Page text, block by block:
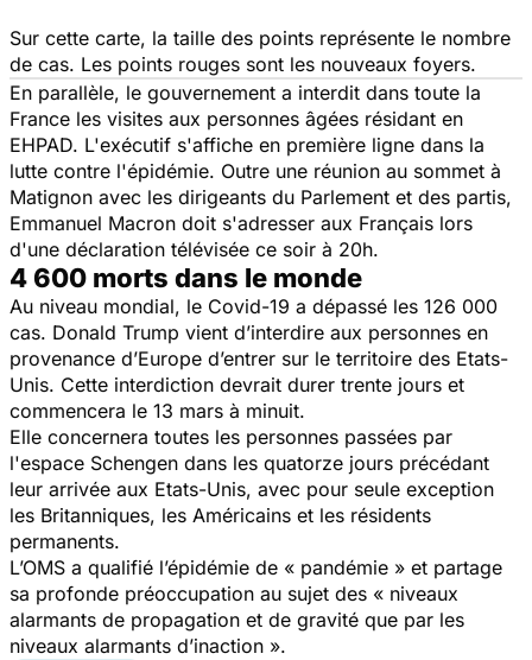
Sur cette carte, la taille des points représente le nombre
de cas. Les points rouges sont les nouveaux foyers.
En parallèle, le gouvernement a interdit dans toute la
France les visites aux personnes âgées résidant en
EHPAD. L'exécutif s'affiche en première ligne dans la
lutte contre l'épidémie. Outre une réunion au sommet à
Matignon avec les dirigeants du Parlement et des partis,
Emmanuel Macron doit s'adresser aux Français lors
d'une déclaration télévisée ce soir à 20h.
4 600 morts dans le monde
Au niveau mondial, le Covid-19 a dépassé les 126 000
cas. Donald Trump vient d’interdire aux personnes en
provenance d’Europe d’entrer sur le territoire des Etats-
Unis. Cette interdiction devrait durer trente jours et
commencera le 13 mars à minuit.
Elle concernera toutes les personnes passées par
l'espace Schengen dans les quatorze jours précédant
leur arrivée aux Etats-Unis, avec pour seule exception
les Britanniques, les Américains et les résidents
permanents.
L’OMS a qualifié l’épidémie de « pandémie » et partage
sa profonde préoccupation au sujet des « niveaux
alarmants de propagation et de gravité que par les
niveaux alarmants d’inaction ».